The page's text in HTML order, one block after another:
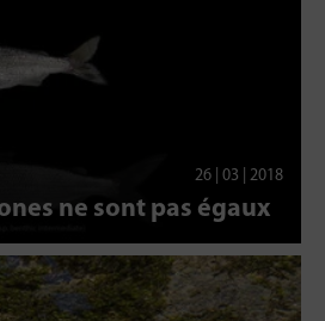
26 | 03 | 2018
ne sont pas égaux